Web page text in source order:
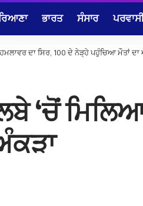
ਭਾਰਤ ਸੰਸਾਰ
ਦਾ ਸਿਰ, 100 ਦੇ ਨੇੜ੍ਹੇ ਪਹੁੰਚਿਆ ਮੌਤਾਂ ਦਾ
‘ਚੋਂ